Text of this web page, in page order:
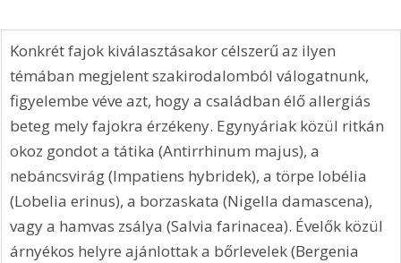
Konkrét fajok kiválasztásakor célszerű az ilyen
témában megjelent szakirodalomból válogatnunk,
figyelembe véve azt, hogy a családban élő allergiás
beteg mely fajokra érzékeny. Egynyáriak közül ritkán
okoz gondot a tátika (Antirrhinum majus), a
nebáncsvirág (Impatiens hybridek), a törpe lobélia
(Lobelia erinus), a borzaskata (Nigella damascena),
vagy a hamvas zsálya (Salvia farinacea). Évelők közül
árnyékos helyre ajánlottak a bőrlevelek (Bergenia